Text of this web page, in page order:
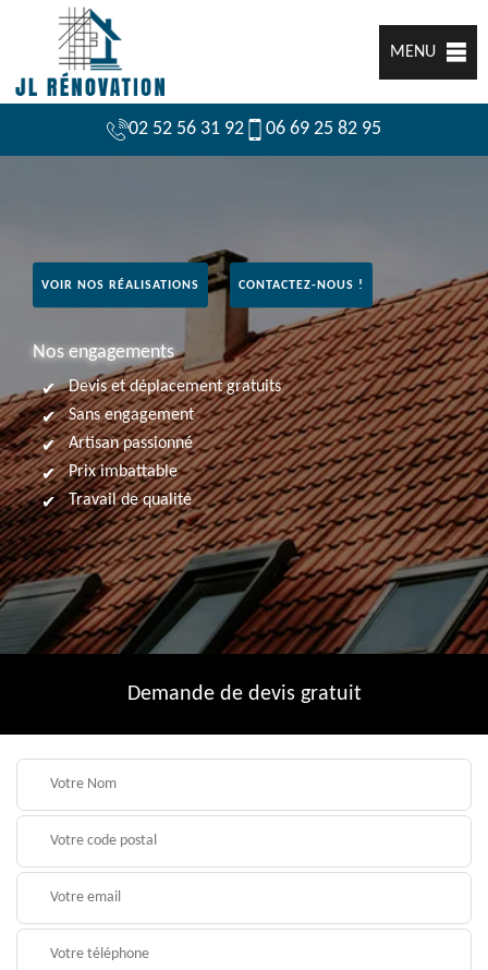
MENU
02 52 56 31 92 06 69 25 82 95
VOIR NOS RÉALISATIONS CONTACTEZ-NOUS !
Nos engagements
Devis et déplacement gratuits
Sans engagement
Artisan passionné
Prix imbattable
Travail de qualité
Demande de devis gratuit